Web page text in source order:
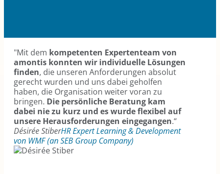
"Mit dem kompetenten Expertenteam von
amontis konnten wir individuelle Lösungen
finden, die unseren Anforderungen absolut
gerecht wurden und uns dabei geholfen
haben, die Organisation weiter voran zu
bringen. Die persönliche Beratung kam
dabei nie zu kurz und es wurde flexibel auf
unsere Herausforderungen eingegangen.“
Désirée StiberHR Expert Learning & Development
von WMF (an SEB Group Company)